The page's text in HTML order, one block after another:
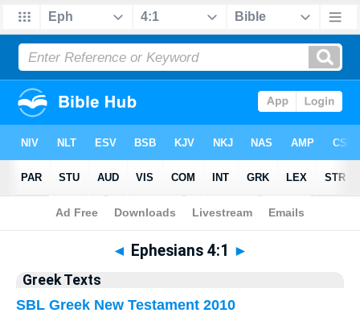
Bible>Greek> Ephesians 4:1
◄ Ephesians 4:1 ►
Greek Texts
SBL Greek New Testament 2010